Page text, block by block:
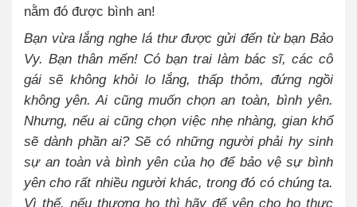
nằm đó được bình an!
Bạn vừa lắng nghe lá thư được gửi đến từ bạn Bảo
Vy. Bạn thân mến! Có bạn trai làm bác sĩ, các cô
gái sẽ không khỏi lo lắng, thấp thỏm, đứng ngồi
không yên. Ai cũng muốn chọn an toàn, bình yên.
Nhưng, nếu ai cũng chọn việc nhẹ nhàng, gian khổ
sẽ dành phần ai? Sẽ có những người phải hy sinh
sự an toàn và bình yên của họ để bảo vệ sự bình
yên cho rất nhiều người khác, trong đó có chúng ta.
Vì thế, nếu thương họ thì hãy để yên cho họ thực